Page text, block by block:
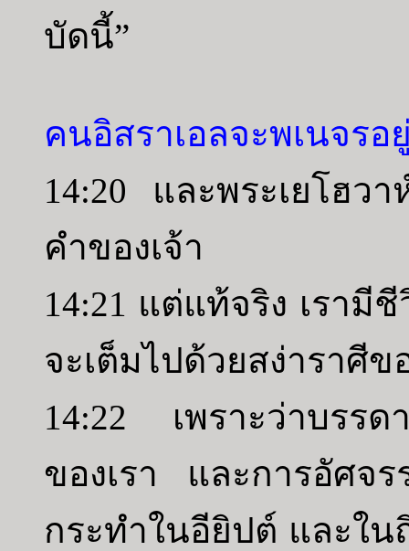
บัดนี้”
คนอิสราเอลจะพเนจร
14:20 และพระเยโฮว
คำของเจ้า
14:21 แต่แท้จริง เรา
จะเต็มไปด้วยสง่าราศี
14:22 เพราะว่าบรรด
ของเรา และการอัศจ
กระทำในอียิปต์ และใ